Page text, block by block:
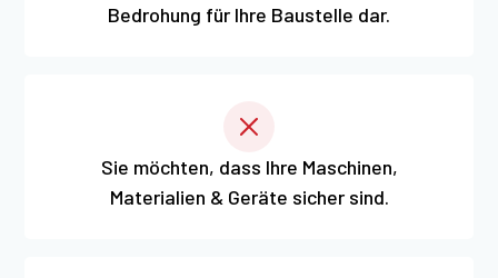
Bedrohung für Ihre Baustelle dar.
Sie möchten, dass Ihre Maschinen,
Materialien & Geräte sicher sind.